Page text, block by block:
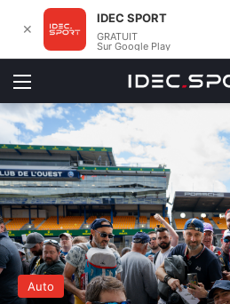
Menu
Auto
✕
IDEC SPORT
GRATUIT
Sur Google Play